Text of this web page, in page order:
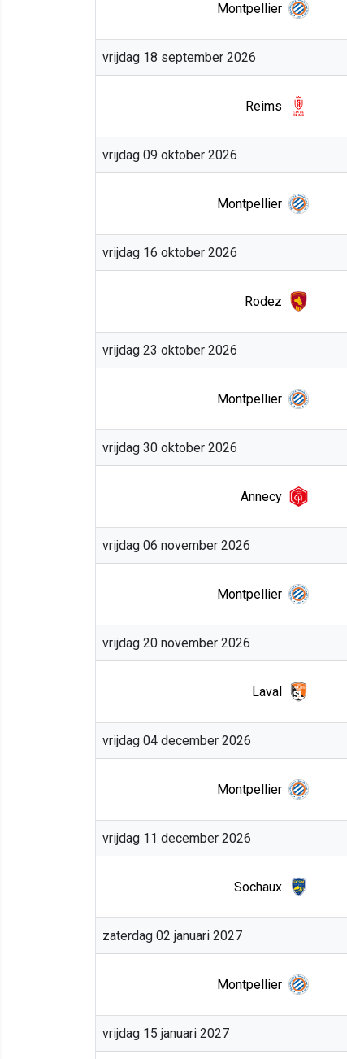
Montpellier
vrijdag 18 september 2026
Reims
vrijdag 09 oktober 2026
Montpellier
vrijdag 16 oktober 2026
Rodez
vrijdag 23 oktober 2026
Montpellier
vrijdag 30 oktober 2026
Annecy
vrijdag 06 november 2026
Montpellier
vrijdag 20 november 2026
Laval
vrijdag 04 december 2026
Montpellier
vrijdag 11 december 2026
Sochaux
zaterdag 02 januari 2027
Montpellier
vrijdag 15 januari 2027